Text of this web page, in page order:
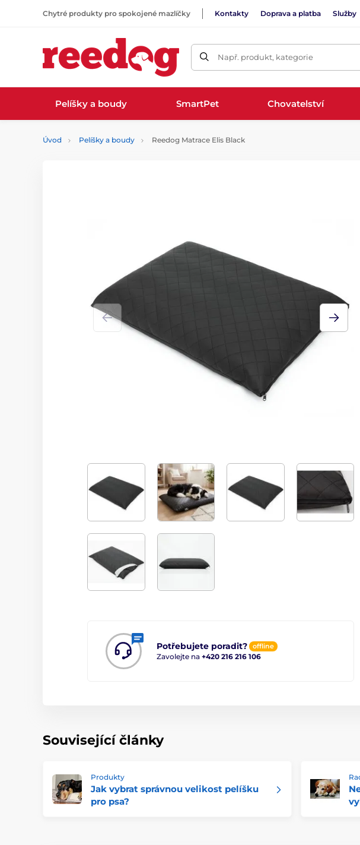
Chytré produkty pro spokojené mazlíčky Kontakty Doprava a platba Služby
Např. produkt, kategorie
Pelíšky a boudy SmartPet Chovatelství
Úvod Pelíšky a boudy Reedog Matrace Elis Black
Potřebujete poradit? offline
Zavolejte na +420 216 216 106
Související články
Produkty
Jak vybrat správnou velikost pelíšku
pro psa?